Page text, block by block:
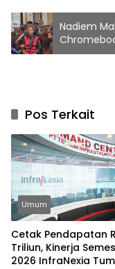
Nadiem
Percaya
Pos Terkait
Umum
Cetak Pendapatan
Triliun, Kinerja
2026 InfraNexia